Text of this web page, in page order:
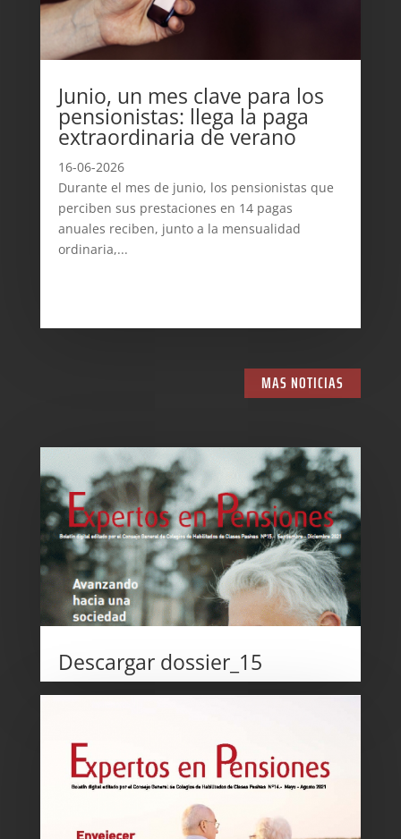
Junio, un mes clave para los
pensionistas: llega la paga
extraordinaria de verano
16-06-2026
Durante el mes de junio, los pensionistas que
perciben sus prestaciones en 14 pagas
anuales reciben, junto a la mensualidad
ordinaria,...
MAS NOTICIAS
Descargar dossier_15